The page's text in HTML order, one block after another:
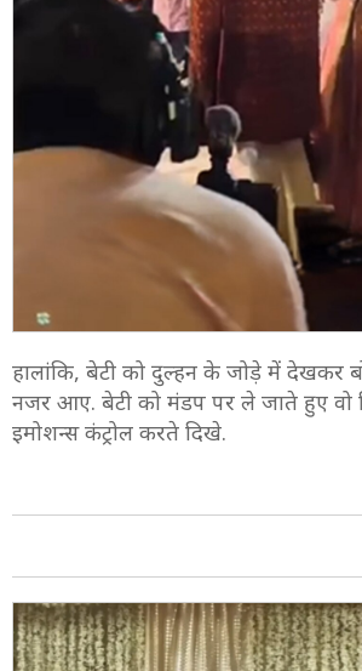
हालांकि, बेटी को दुल्हन के जोड़े में देखकर
नजर आए. बेटी को मंडप पर ले जाते हुए वो
इमोशन्स कंट्रोल करते दिखे.